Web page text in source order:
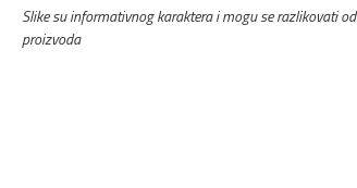
Slike su informativnog karaktera i mogu se razlikovati od
proizvoda